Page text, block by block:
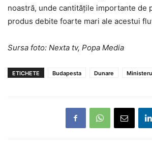
noastră, unde cantitățile importante de
produs debite foarte mari ale acestui
Sursa foto: Nexta tv, Popa Media
ETICHETE Budapesta Dunare